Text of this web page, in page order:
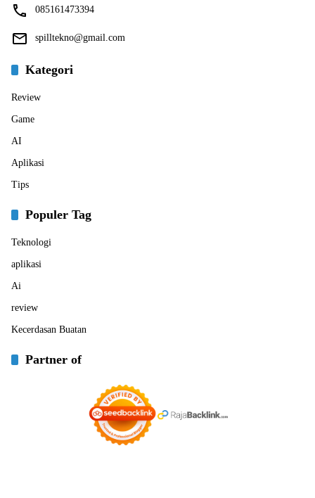
085161473394
spilltekno@gmail.com
Kategori
Review
Game
AI
Aplikasi
Tips
Populer Tag
Teknologi
aplikasi
Ai
review
Kecerdasan Buatan
Partner of